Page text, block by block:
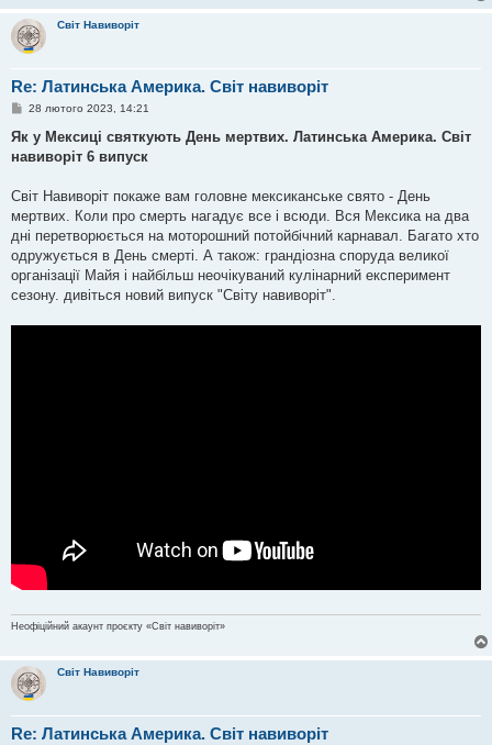
Світ Навиворіт
Re: Латинська Америка. Світ навиворіт
П
в
д
л
е
н
н
я
28 лютого 2023, 14:21
Як у Мексиці святкують День мертвих. Латинська Америка. Світ
навиворіт 6 випуск
Світ Навиворіт покаже вам головне мексиканське свято - День
мертвих. Коли про смерть нагадує все і всюди. Вся Мексика на два
дні перетворюється на моторошний потойбічний карнавал. Багато хто
одружується в День смерті. А також: грандіозна споруда великої
організації Майя і найбільш неочікуваний кулінарний експеримент
сезону. дивіться новий випуск "Світу навиворіт".
Неофіційний акаунт проєкту «Світ навиворіт»
Світ Навиворіт
Re: Латинська Америка. Світ навиворіт